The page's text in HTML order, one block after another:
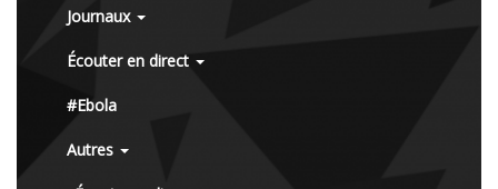
Journaux
Écouter en direct
#Ebola
Autres